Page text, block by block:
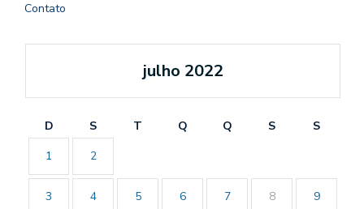
Contato
julho 2022
D S T Q Q S
S
1
2
3 4 5 6 7 8 9